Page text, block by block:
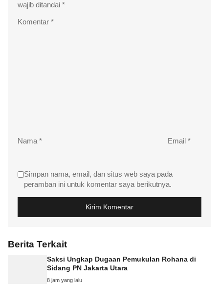
wajib ditandai *
Komentar *
Nama * Email *
Simpan nama, email, dan situs web saya pada
peramban ini untuk komentar saya berikutnya.
Berita Terkait
Saksi Ungkap Dugaan Pemukulan Rohana di
Sidang PN Jakarta Utara
8 jam yang lalu